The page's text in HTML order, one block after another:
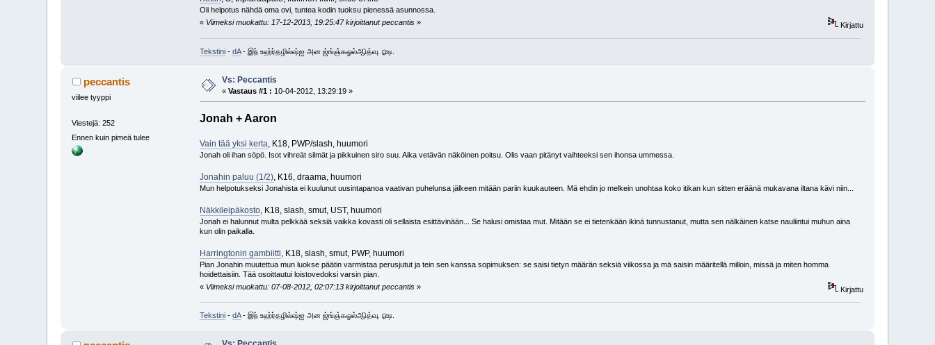
Oli helpotus nähdä oma ovi, tuntea kodin tuoksu pienessä asunnossa.
« Viimeksi muokattu: 17-12-2013, 19:25:47 kirjoittanut peccantis» Kirjattu
Tekstini- dA- இந் உஹ்ர்தழில்ஷ்ஐ அன ஜ்ங்ஞ்கஓல்ஆித்வு. ௸.
peccantis
viilee tyyppi
Viestejä: 252
Ennen kuin pimeä tulee
Vs: Peccantis
«Vastaus #1 : 10-04-2012, 13:29:19 »
Jonah + Aaron
Vain tää yksi kerta , K18, PWP/slash, huumori
Jonah oli ihan söpö. Isot vihreät silmät ja pikkuinen siro suu. Aika vetävän näköinen poitsu. Olis vaan pitänyt vaihteeksi sen ihonsa ummessa.
Jonahin paluu (1/2), K16, draama, huumori
Mun helpotukseksi Jonahista ei kuulunut uusintapanoa vaativan puhelunsa jälkeen mitään pariin kuukauteen. Mä ehdin jo melkein unohtaa koko itikan kun sitten eräänä mukavana iltana kävi niin...
Näkkileipäkosto, K18, slash, smut, UST, huumori
Jonah ei halunnut multa pelkkää seksiä vaikka kovasti oli sellaista esittävinään... Se halusi omistaa mut. Mitään se ei tietenkään ikinä tunnustanut, mutta sen nälkäinen katse nauliintui muhun aina
kun olin paikalla.
Harringtonin gambiitti , K18, slash, smut, PWP, huumori
Pian Jonahin muutettua mun luokse päätin varmistaa perusjutut ja tein sen kanssa sopimuksen: se saisi tietyn määrän seksiä viikossa ja mä saisin määritellä milloin, missä ja miten homma
hoidettaisiin. Tää osoittautui loistovedoksi varsin pian.
« Viimeksi muokattu: 07-08-2012, 02:07:13 kirjoittanut peccantis» Kirjattu
Tekstini- dA- இந் உஹ்ர்தழில்ஷ்ஐ அன ஜ்ங்ஞ்கஓல்ஆித்வு. ௸.